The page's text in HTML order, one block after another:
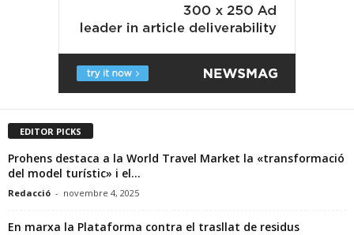
EDITOR PICKS
Prohens destaca a la World Travel Market la «transformació
del model turístic» i el...
Redacció - novembre 4, 2025
En marxa la Plataforma contra el trasllat de residus